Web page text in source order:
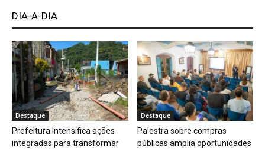
DIA-A-DIA
Destaque
Prefeitura intensifica ações
integradas para transformar
Destaque
Palestra sobre compras
públicas amplia oportunidades